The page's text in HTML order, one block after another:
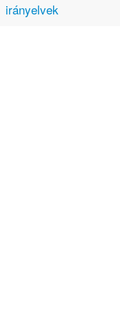
irányelvek